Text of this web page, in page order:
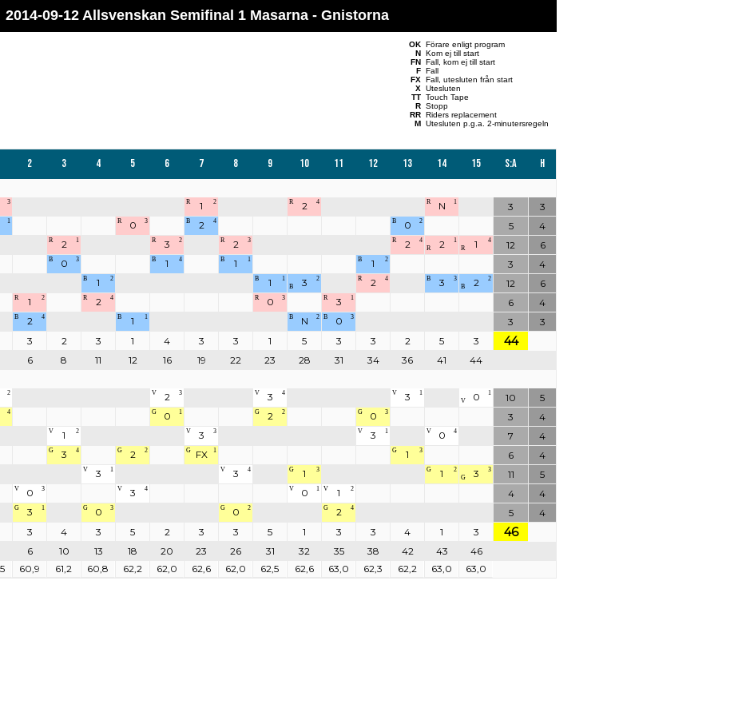
2014-09-12 Allsvenskan Semifinal 1 Masarna - Gnistorna
OK Förare enligt program
N Kom ej till start
FN Fall, kom ej till start
F Fall
FX Fall, utesluten från start
X Utesluten
TT Touch Tape
R Stopp
RR Riders replacement
M Utesluten p.g.a. 2-minutersregeln
2 3 4 5 6 7 8 9 10 11 12 13 14 15 S:a H
3 R 1 2 R 2 4 R N 1 3
3
1 R 0 3 B 2 4 B 0 2 5
4
R 2 1 R 3 2 R 2 3 R 2 4 2
1
R
1
4
R
12
6
B 0 3 B 1 4 B 1 1 B 1 2 3
4
B 1 2 B 1 1 3
2
B
R 2 4 B 3 3 2
2
B
12
6
R 1 2 R 2 4 R 0 3 R 3 1 6
4
B 2 4 B 1 1 B N 2 B 0 3 3
3
3 2 3 1 4 3 3 1 5 3 3 2 5 3 44
6 8 11 12 16 19 22 23 28 31 34 36 41
44
2 V 2 3 V 3 4 V 3 1 0
1
V
10
5
4 G 0 1 G 2 2 G 0 3 3
4
V 1 2 V 3 3 V 3 1 V 0 4 7
4
G 3 4 G 2 2 G FX 1 G 1 3 6
4
V 3 1 V 3 4 G 1 3 G 1 2 3
3
G
11
5
V 0 3 V 3 4 V 0 1 V 1 2 4
4
G 3 1 G 0 3 G 0 2 G 2 4 5
4
3 4 3 5 2 3 3 5 1 3 3 4 1 3 46
6 10 13 18 20 23 26 31 32 35 38 42 43
46
60,9 61,2 60,8 62,2 62,0 62,6 62,0 62,5 62,6 63,0 62,3 62,2 63,0 63,0